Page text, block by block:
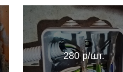
280 р/шт.